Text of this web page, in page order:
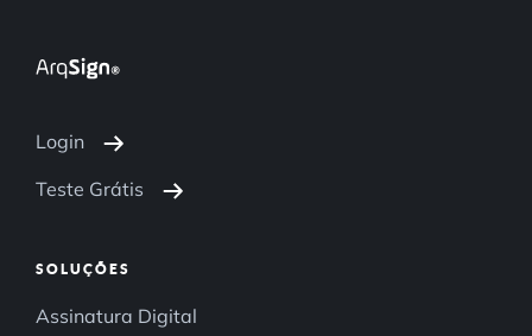
Login
Teste Grátis
SOLUÇÕES
Assinatura Digital